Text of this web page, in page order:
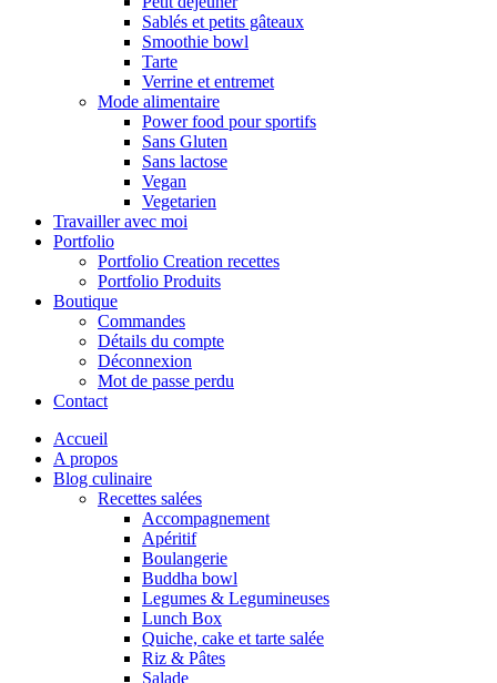
Sablés et petits gâteaux
Smoothie bowl
Tarte
Verrine et entremet
Mode alimentaire
Power food pour sportifs
Sans Gluten
Sans lactose
Vegan
Vegetarien
Travailler avec moi
Portfolio
Portfolio Creation recettes
Portfolio Produits
Boutique
Commandes
Détails du compte
Déconnexion
Mot de passe perdu
Contact
Accueil
A propos
Blog culinaire
Recettes salées
Accompagnement
Apéritif
Boulangerie
Buddha bowl
Legumes & Legumineuses
Lunch Box
Quiche, cake et tarte salée
Riz & Pâtes
Salade